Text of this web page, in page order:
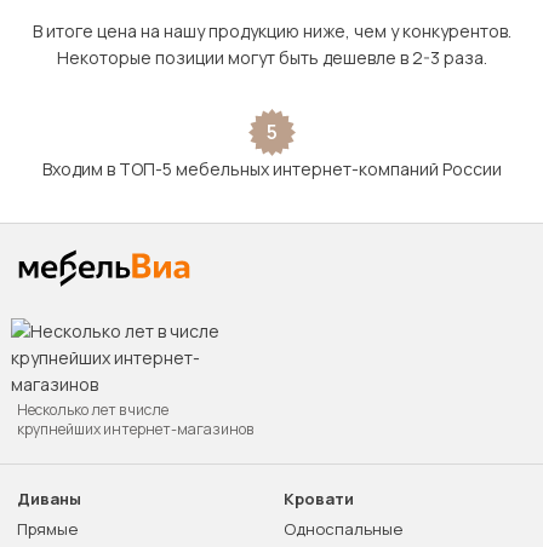
В итоге цена на нашу продукцию ниже, чем у конкурентов.
Некоторые позиции могут быть дешевле в 2-3 раза.
5
Входим в ТОП-5 мебельных интернет-компаний России
Несколько лет в числе
крупнейших интернет-магазинов
Диваны
Прямые
Кровати
Односпальные